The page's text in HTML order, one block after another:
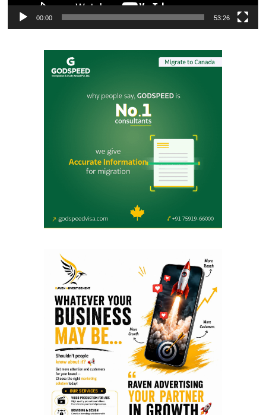
00:00 53:26